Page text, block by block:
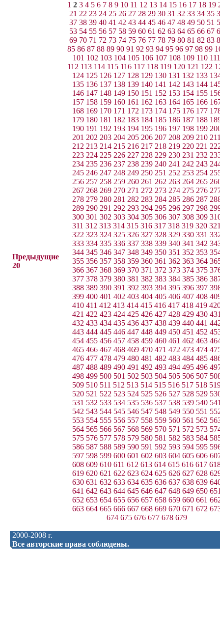
Предыдущие
20
1 2 3 4 5 6 7 8 9 10 11 12 13 14 15 16 17 18 19
21 22 23 24 25 26 27 28 29 30 31 32 33 34 35
37 38 39 40 41 42 43 44 45 46 47 48 49 50 51
53 54 55 56 57 58 59 60 61 62 63 64 65 66 67
69 70 71 72 73 74 75 76 77 78 79 80 81 82 83
85 86 87 88 89 90 91 92 93 94 95 96 97 98 99
101 102 103 104 105 106 107 108 109 110 111
112 113 114 115 116 117 118 119 120 121 122
124 125 126 127 128 129 130 131 132 133
135 136 137 138 139 140 141 142 143 144
146 147 148 149 150 151 152 153 154 155
157 158 159 160 161 162 163 164 165 166
168 169 170 171 172 173 174 175 176 177
179 180 181 182 183 184 185 186 187 188
190 191 192 193 194 195 196 197 198 199
201 202 203 204 205 206 207 208 209 210
212 213 214 215 216 217 218 219 220 221
223 224 225 226 227 228 229 230 231 232
234 235 236 237 238 239 240 241 242 243
245 246 247 248 249 250 251 252 253 254
256 257 258 259 260 261 262 263 264 265
267 268 269 270 271 272 273 274 275 276
278 279 280 281 282 283 284 285 286 287
289 290 291 292 293 294 295 296 297 298
300 301 302 303 304 305 306 307 308 309
311 312 313 314 315 316 317 318 319 320
322 323 324 325 326 327 328 329 330 331
333 334 335 336 337 338 339 340 341 342
344 345 346 347 348 349 350 351 352 353
355 356 357 358 359 360 361 362 363 364
366 367 368 369 370 371 372 373 374 375
377 378 379 380 381 382 383 384 385 386
388 389 390 391 392 393 394 395 396 397
399 400 401 402 403 404 405 406 407 408
410 411 412 413 414 415 416 417 418 419
421 422 423 424 425 426 427 428 429 430
432 433 434 435 436 437 438 439 440 441
443 444 445 446 447 448 449 450 451 452
454 455 456 457 458 459 460 461 462 463
465 466 467 468 469 470 471 472 473 474
476 477 478 479 480 481 482 483 484 485
487 488 489 490 491 492 493 494 495 496
498 499 500 501 502 503 504 505 506 507
509 510 511 512 513 514 515 516 517 518
520 521 522 523 524 525 526 527 528 529
531 532 533 534 535 536 537 538 539 540
542 543 544 545 546 547 548 549 550 551
553 554 555 556 557 558 559 560 561 562
564 565 566 567 568 569 570 571 572 573
575 576 577 578 579 580 581 582 583 584
586 587 588 589 590 591 592 593 594 595
597 598 599 600 601 602 603 604 605 606
608 609 610 611 612 613 614 615 616 617
619 620 621 622 623 624 625 626 627 628
630 631 632 633 634 635 636 637 638 639
641 642 643 644 645 646 647 648 649 650
652 653 654 655 656 657 658 659 660 661
663 664 665 666 667 668 669 670 671 672
674 675 676 677 678 679
2000-2008 г.
Все авторские права соблюдены.